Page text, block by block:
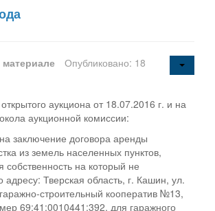
Опубликовано: 18
аукциона от 18.07.2016 г. и на
аукционной комиссии:
заключение договора аренды
из земель населенных пунктов,
собственность на который не
адресу: Тверская область, г. Кашин, ул.
строительный кооператив №13,
69:41:0010441:392, для гаражного